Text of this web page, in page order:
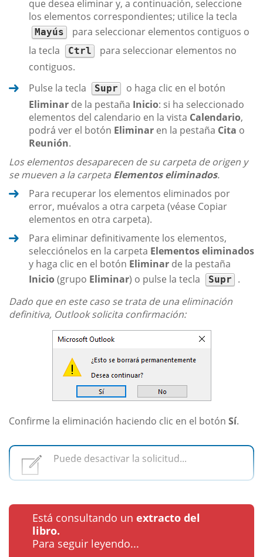
que desea eliminar y, a continuación, seleccione
los elementos correspondientes; utilice la tecla
Mayús
para seleccionar elementos contiguos o
la tecla
Ctrl
para seleccionar elementos no
contiguos.
Pulse la tecla
Supr
o haga clic en el botón
Eliminar de la pestaña Inicio: si ha seleccionado
elementos del calendario en la vista Calendario,
podrá ver el botón Eliminar en la pestaña Cita o
Reunión.
Los elementos desaparecen de su carpeta de origen y
se mueven a la carpeta Elementos eliminados.
Para recuperar los elementos eliminados por
error, muévalos a otra carpeta (véase Copiar
elementos en otra carpeta).
Para eliminar definitivamente los elementos,
selecciónelos en la carpeta Elementos eliminados
y haga clic en el botón Eliminar de la pestaña
Inicio(grupo Eliminar) o pulse la tecla Supr
.
Dado que en este caso se trata de una eliminación
definitiva, Outlook solicita confirmación:
Confirme la eliminación haciendo clic en el botón Sí.
Puede desactivar la solicitud...
Está consultando un extracto del
libro.
Para seguir leyendo...